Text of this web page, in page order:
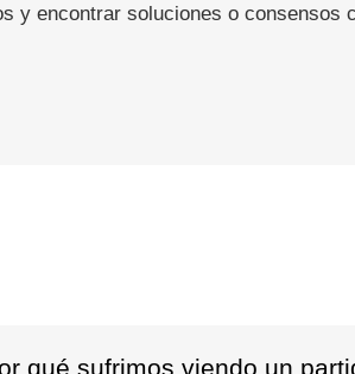
y encontrar soluciones o consensos
qué sufrimos viendo un